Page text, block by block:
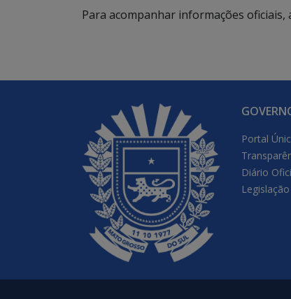
Para acompanhar informações oficiais,
Portal
Diário
Legislação